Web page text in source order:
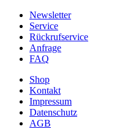
Newsletter
Service
Rückrufservice
Anfrage
FAQ
Shop
Kontakt
Impressum
Datenschutz
AGB